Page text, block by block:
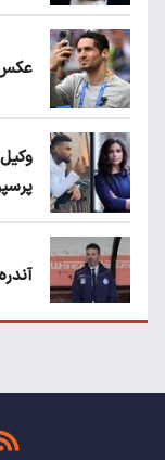
عکس
حسن